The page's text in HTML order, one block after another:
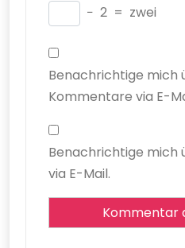
− 2 = zwei
Benachrichtige mich
Kommentare via E-
Benachrichtige mich
via E-Mail.